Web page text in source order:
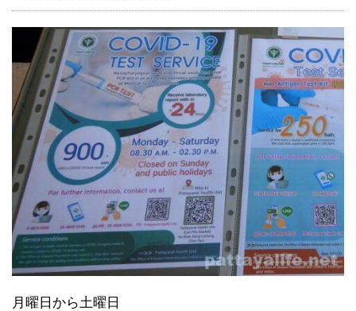
月曜日から土曜日